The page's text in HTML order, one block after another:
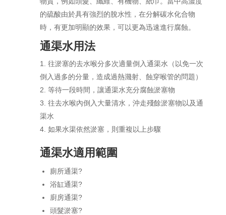
的硫酸由於具有強烈的脫水性，在分解碳水化合物
時，有更加明顯的效果，可以更為迅速進行腐蝕。
通渠水用法
往淤塞的去水喉分多次適量倒入通渠水（以免一次
倒入過多的分量，造成過熱濺射、蝕穿喉管的問題）
等待一段時間，讓通渠水充分腐蝕淤塞物
往去水喉內倒入大量清水，沖走殘餘淤塞物以及通
渠水
如果水渠依然淤塞，則重複以上步驟
通渠水適用範圍
廁所通渠?
浴缸通渠?
廚房通渠?
頭髮淤塞?